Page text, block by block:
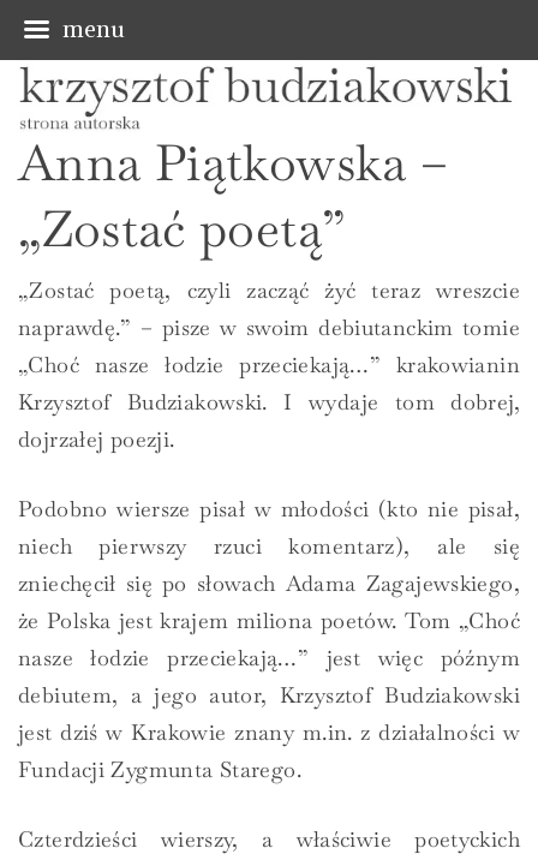
Anna Piątkowska –
„Zostać poetą”
„Zostać poetą, czyli zacząć żyć teraz wreszcie
naprawdę.” – pisze w swoim debiutanckim tomie
„Choć nasze łodzie przeciekają…” krakowianin
Krzysztof Budziakowski. I wydaje tom dobrej,
dojrzałej poezji.
Podobno wiersze pisał w młodości (kto nie pisał,
niech pierwszy rzuci komentarz), ale się
zniechęcił się po słowach Adama Zagajewskiego,
że Polska jest krajem miliona poetów. Tom „Choć
nasze łodzie przeciekają…” jest więc późnym
debiutem, a jego autor, Krzysztof Budziakowski
jest dziś w Krakowie znany m.in. z działalności w
Fundacji Zygmunta Starego.
Czterdzieści wierszy, a właściwie poetyckich
menu